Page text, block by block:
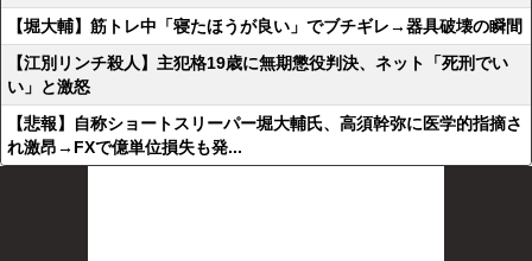
【堀大輔】筋トレ中「寝たほうが良い」でブチギレ→器具破壊の瞬間
【江別リンチ殺人】主犯格19歳に無期懲役判決、ネット「死刑でい
い」と激怒
【悲報】自称ショートスリーパー堀大輔氏、高須幹弥に医学的指摘さ
れ激昂→FXで億単位損失も発...